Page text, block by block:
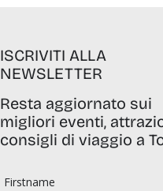
ISCRIVITI ALLA
NEWSLETTER
Resta aggiornato sui
migliori eventi,
consigli di viaggio a
Firstname